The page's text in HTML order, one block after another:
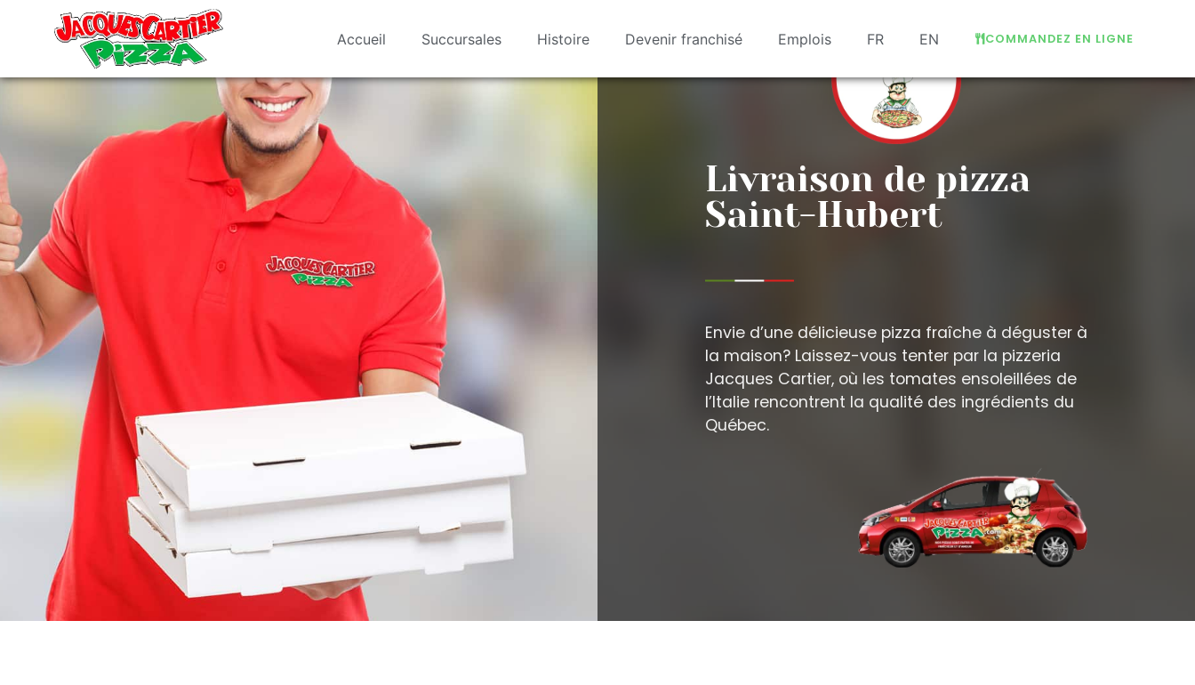
Accueil Succursales Histoire Devenir franchisé Emplois FR EN COMMANDEZ EN LIGNE
Livraison de pizza
Saint-Hubert
Envie d’une délicieuse pizza fraîche à déguster à
la maison? Laissez-vous tenter par la pizzeria
Jacques Cartier, où les tomates ensoleillées de
l’Italie rencontrent la qualité des ingrédients du
Québec.